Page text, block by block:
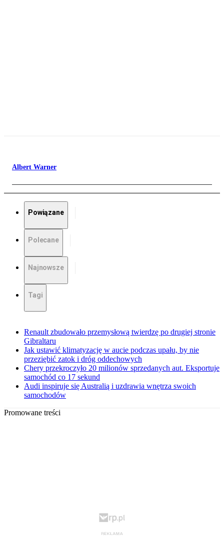
Albert Warner
Powiązane
Polecane
Najnowsze
Tagi
Renault zbudowało przemysłową twierdzę po drugiej stronie
Gibraltaru
Jak ustawić klimatyzację w aucie podczas upału, by nie
przeziębić zatok i dróg oddechowych
Chery przekroczyło 20 milionów sprzedanych aut. Eksportuje
samochód co 17 sekund
Audi inspiruje się Australią i uzdrawia wnętrza swoich
samochodów
Promowane treści